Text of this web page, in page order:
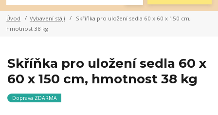
Úvod Vybavení stájí
Skříňka pro uložení sedla 60 x 60 x 150 cm,
hmotnost 38 kg
Skříňka pro uložení sedla 60 x
60 x 150 cm, hmotnost 38 kg
Doprava ZDARMA